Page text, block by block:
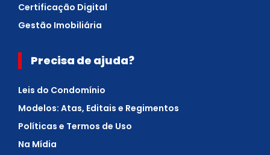
Certificação Digital
Gestão Imobiliária
Precisa de ajuda?
Leis do Condomínio
Modelos: Atas, Editais e Regimentos
Políticas e Termos de Uso
Na Mídia